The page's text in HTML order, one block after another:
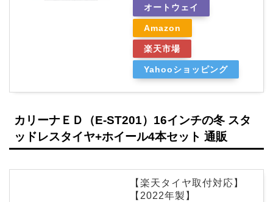
オートウェイ
Amazon
楽天市場
Yahooショッピング
カリーナＥＤ（E-ST201）16インチの冬 スタ
ッドレスタイヤ+ホイール4本セット 通販
【楽天タイヤ取付対応】
【2022年製】